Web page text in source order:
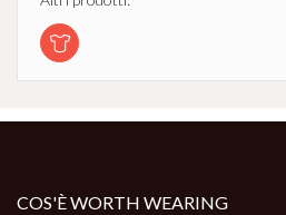
COS'È WORTH WEARING